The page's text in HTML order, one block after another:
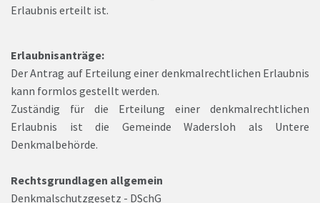
Erlaubnis erteilt ist.
Erlaubnisanträge:
Der Antrag auf Erteilung einer denkmalrechtlichen Erlaubnis
kann formlos gestellt werden.
Zuständig für die Erteilung einer denkmalrechtlichen
Erlaubnis ist die Gemeinde Wadersloh als Untere
Denkmalbehörde.
Rechtsgrundlagen allgemein
Denkmalschutzgesetz - DSchG